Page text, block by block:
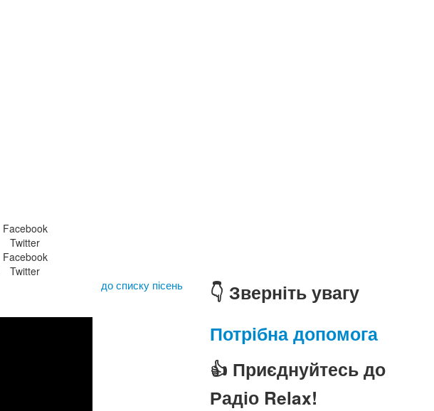
Facebook
Twitter
Facebook
Twitter
до списку пісень
👇 Зверніть увагу
Потрібна допомога
👍 Приєднуйтесь до
Радіо Relax!